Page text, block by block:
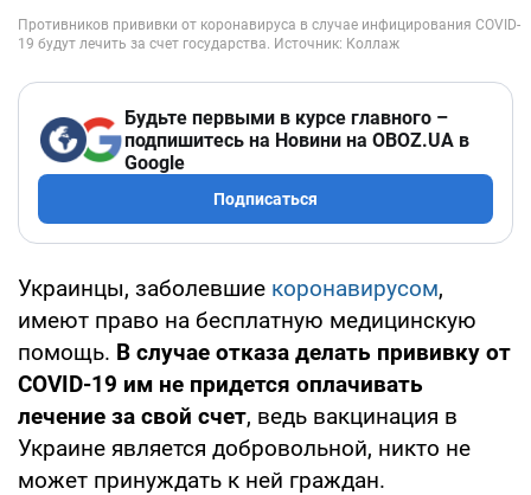
Будьте первыми в курсе главного –
подпишитесь на Новини на OBOZ.UA в
Google
Подписаться
Украинцы, заболевшие коронавирусом,
имеют право на бесплатную медицинскую
помощь. В случае отказа делать прививку от
COVID-19 им не придется оплачивать
лечение за свой счет, ведь вакцинация в
Украине является добровольной, никто не
может принуждать к ней граждан.